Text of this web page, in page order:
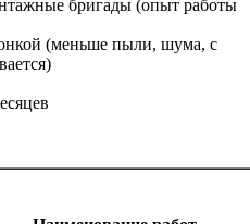
бригады (опыт работы
(меньше пыли, шума, с